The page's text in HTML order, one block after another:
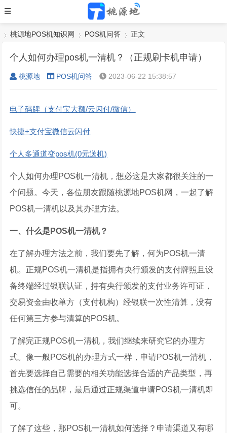
桃源地POS机知识网
›
POS机问答
›
正文
个人如何办理pos机一清机？（正规刷卡机申请）
桃源地 POS机问答 2023-06-22 15:38:57
电子码牌（支付宝大额/云闪付/微信）
快捷+支付宝微信云闪付
个人多通道变pos机(0元送机)
个人如何办理POS机一清机，想必这是大家都很关注的一
个问题。今天，各位朋友跟随桃源地POS机网，一起了解
POS机一清机以及其办理方法。
一、什么是POS机一清机？
在了解办理方法之前，我们要先了解，何为POS机一清
机。正规POS机一清机是指拥有央行颁发的支付牌照且设
备终端经过银联认证，持有央行颁发的支付业务许可证，
交易资金由收单方（支付机构）经银联一次性清算，没有
任何第三方参与清算的POS机。
了解完正规POS机一清机，我们继续来研究它的办理方
式。像一般POS机的办理方式一样，申请POS机一清机，
首先要选择自己需要的相关功能选择合适的产品类型，再
挑选信任的品牌，最后通过正规渠道申请POS机一清机即
可。
了解了这些，那POS机一清机如何选择？申请渠道又有哪